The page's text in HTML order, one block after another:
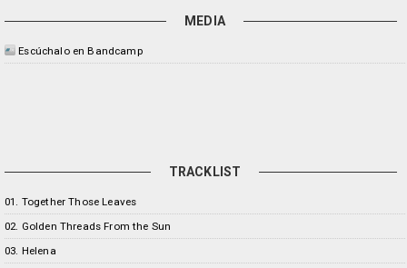
MEDIA
Escúchalo en Bandcamp
TRACKLIST
01. Together Those Leaves
02. Golden Threads From the Sun
03. Helena